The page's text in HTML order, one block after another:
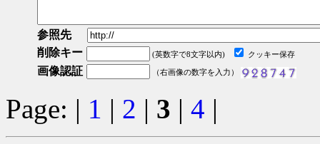
参照先
削除キー
(英数字で8文字以内) クッキー保存
画像認証 （右画像の数字を入力）
Page: | 1 | 2 | 3 | 4 |